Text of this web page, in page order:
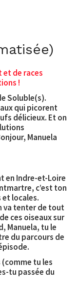
et de races
!
Soluble(s).
qui picorent
délicieux. Et on
Manuela
en Indre-et-Loire
c’est ton
et locales.
va tenter de tout
ces oiseaux sur
Manuela, tu le
du parcours de
tu les
tu passée du